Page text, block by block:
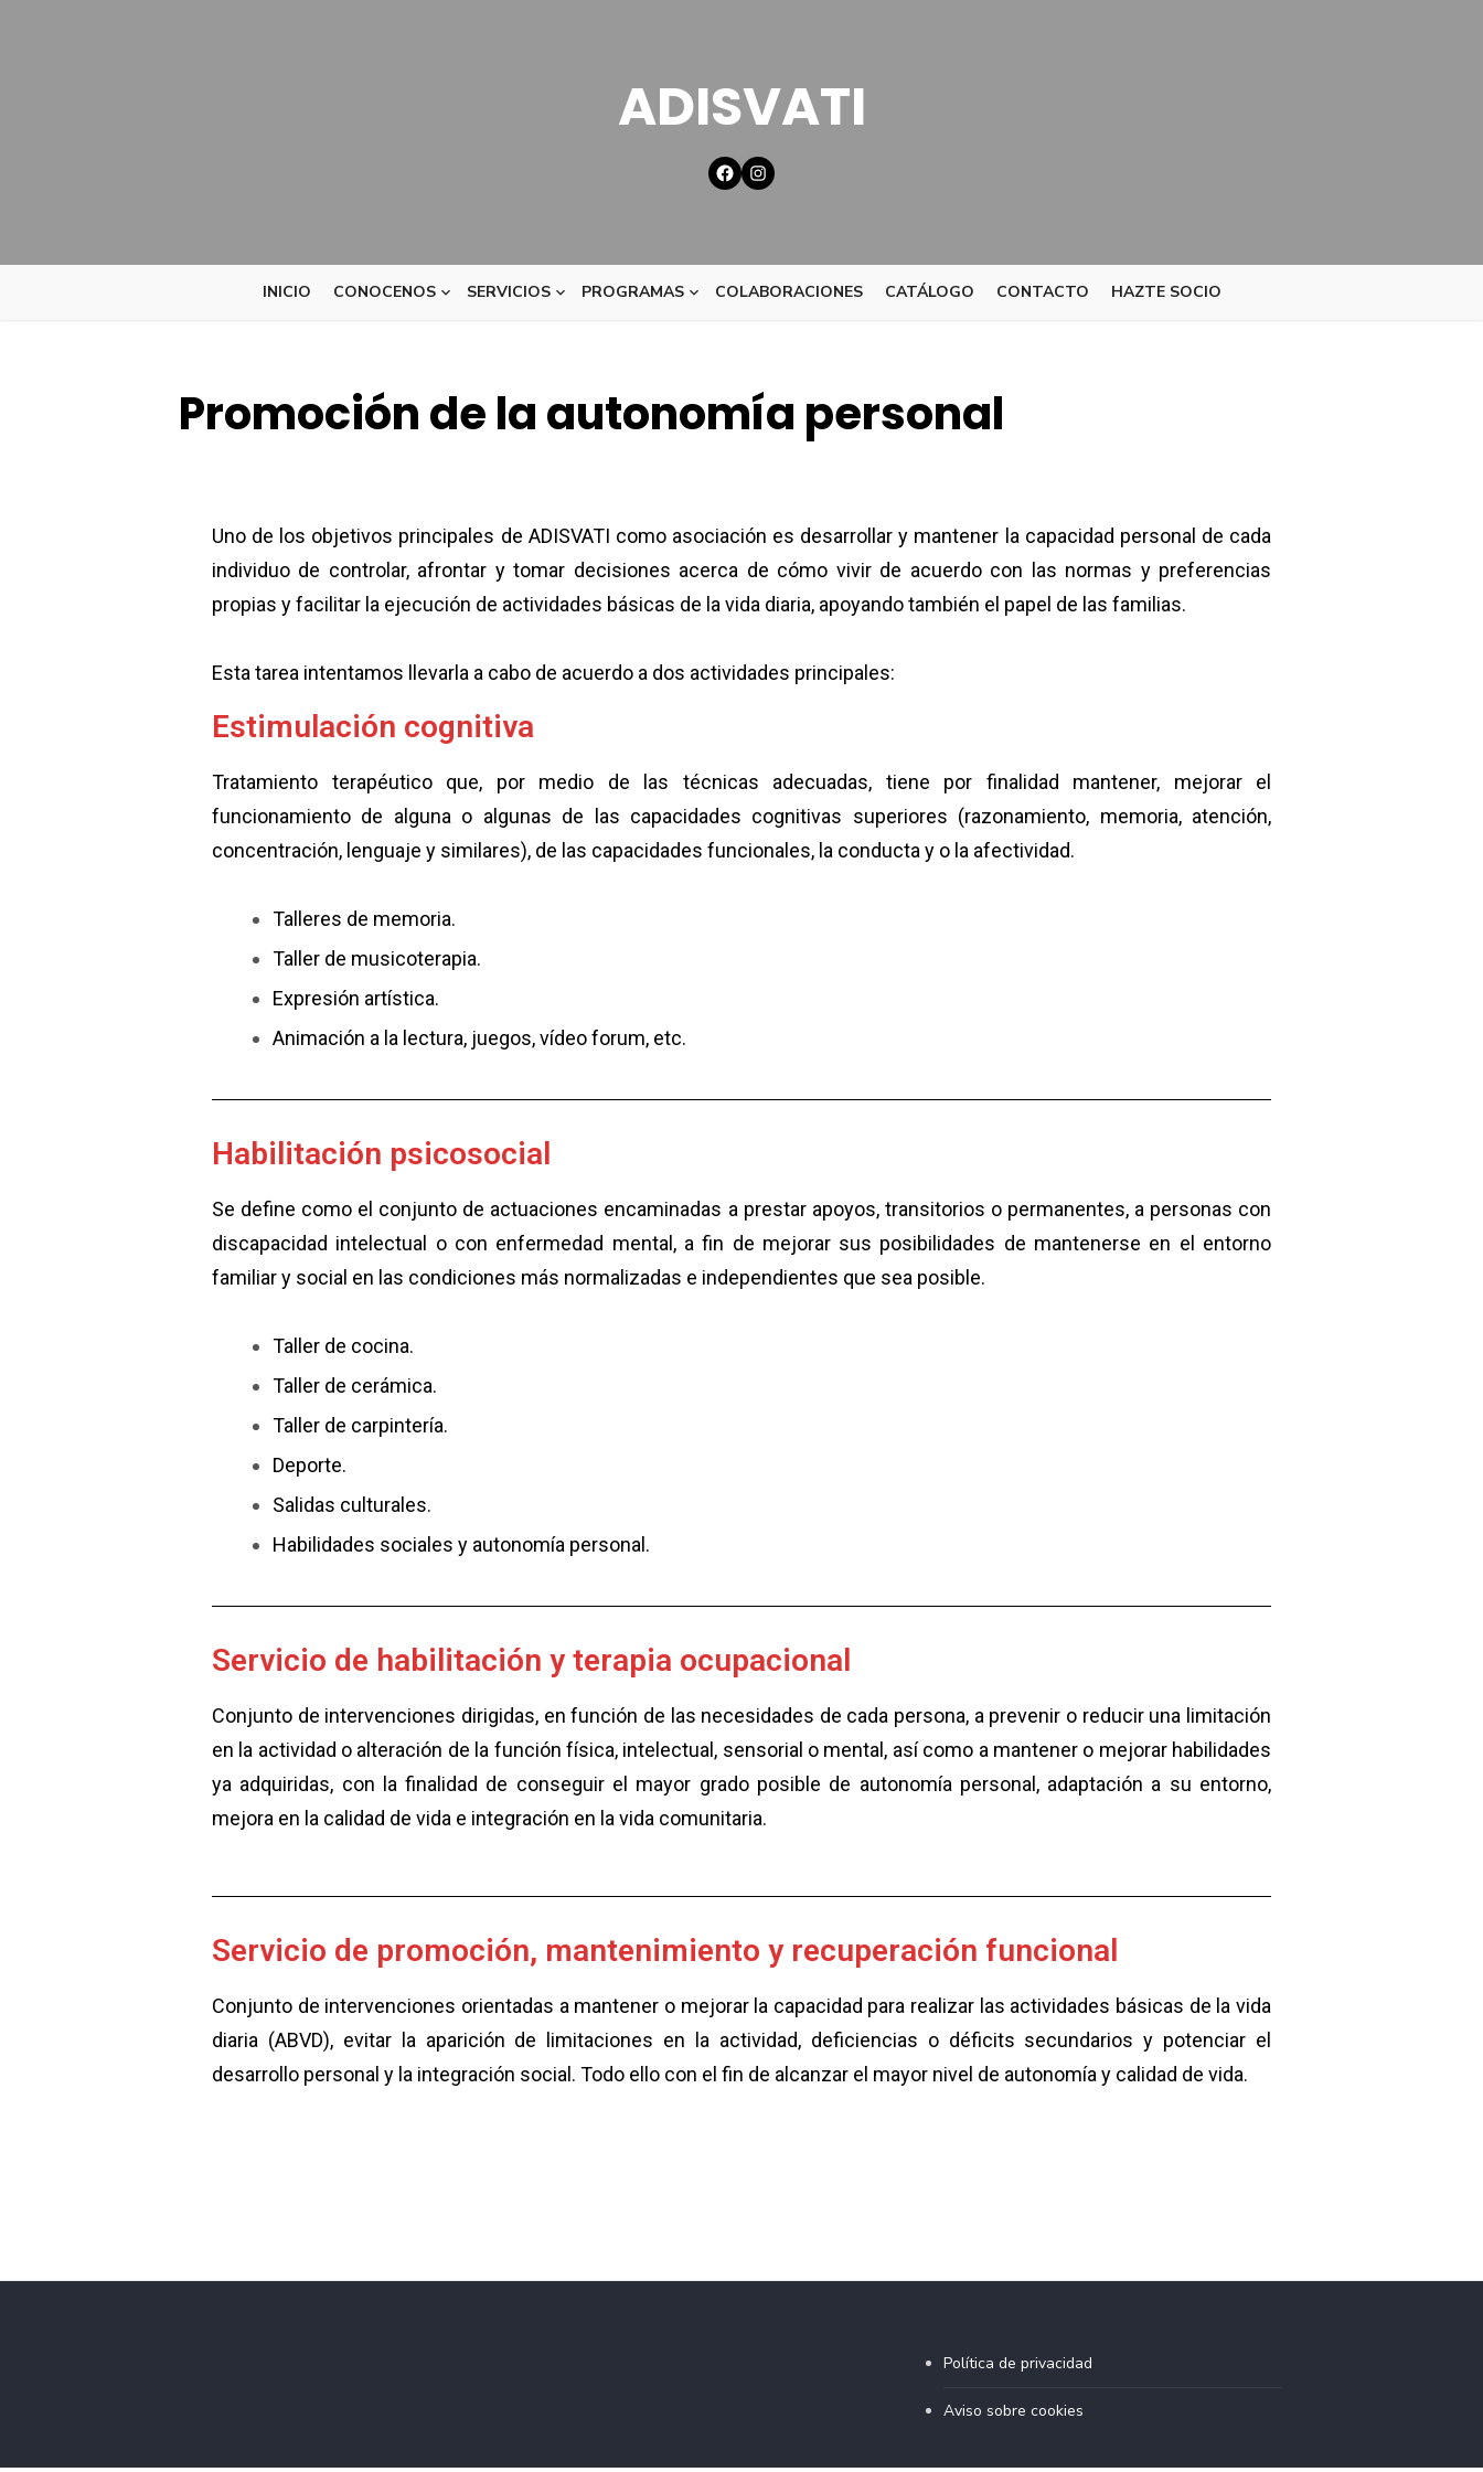
ADISVATI
INICIO CONOCENOS SERVICIOS PROGRAMAS COLABORACIONES CATÁLOGO CONTACTO HAZTE SOCIO
Promoción de la autonomía personal
Uno de los objetivos principales de ADISVATI como asociación es desarrollar y mantener la capacidad personal de cada
individuo de controlar, afrontar y tomar decisiones acerca de cómo vivir de acuerdo con las normas y preferencias
propias y facilitar la ejecución de actividades básicas de la vida diaria, apoyando también el papel de las familias.
Esta tarea intentamos llevarla a cabo de acuerdo a dos actividades principales:
Estimulación cognitiva
Tratamiento terapéutico que, por medio de las técnicas adecuadas, tiene por finalidad mantener, mejorar el
funcionamiento de alguna o algunas de las capacidades cognitivas superiores (razonamiento, memoria, atención,
concentración, lenguaje y similares), de las capacidades funcionales, la conducta y o la afectividad.
Talleres de memoria.
Taller de musicoterapia.
Expresión artística.
Animación a la lectura, juegos, vídeo forum, etc.
Habilitación psicosocial
Se define como el conjunto de actuaciones encaminadas a prestar apoyos, transitorios o permanentes, a personas con
discapacidad intelectual o con enfermedad mental, a fin de mejorar sus posibilidades de mantenerse en el entorno
familiar y social en las condiciones más normalizadas e independientes que sea posible.
Taller de cocina.
Taller de cerámica.
Taller de carpintería.
Deporte.
Salidas culturales.
Habilidades sociales y autonomía personal.
Servicio de habilitación y terapia ocupacional
Conjunto de intervenciones dirigidas, en función de las necesidades de cada persona, a prevenir o reducir una limitación
en la actividad o alteración de la función física, intelectual, sensorial o mental, así como a mantener o mejorar habilidades
ya adquiridas, con la finalidad de conseguir el mayor grado posible de autonomía personal, adaptación a su entorno,
mejora en la calidad de vida e integración en la vida comunitaria.
Servicio de promoción, mantenimiento y recuperación funcional
Conjunto de intervenciones orientadas a mantener o mejorar la capacidad para realizar las actividades básicas de la vida
diaria (ABVD), evitar la aparición de limitaciones en la actividad, deficiencias o déficits secundarios y potenciar el
desarrollo personal y la integración social. Todo ello con el fin de alcanzar el mayor nivel de autonomía y calidad de vida.
Política de privacidad
Aviso sobre cookies